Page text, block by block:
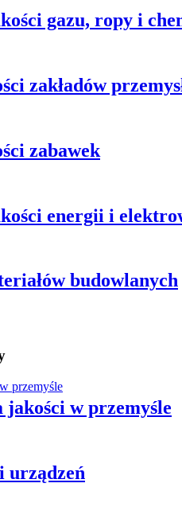
gazu, ropy i
zakładów
zabawek
energii i
budowlanych
jakości w przemyśle
urządzeń